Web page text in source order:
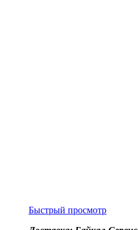
Быстрый просмотр